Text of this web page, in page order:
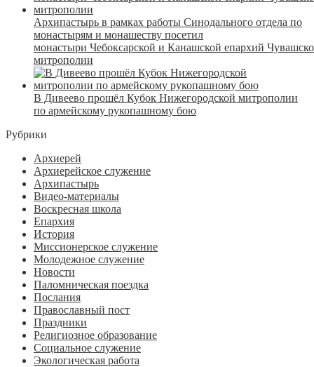
Архипастырь в рамках работы Синодального отдела по
монастырям и монашеству посетил
монастыри Чебоксарской и Канашской епархий
митрополии
В Дивеево прошёл Кубок Нижегородской митрополии
по армейскому рукопашному бою
Рубрики
Архиерей
Архиерейское служение
Архипастырь
Видео-материалы
Воскресная школа
Епархия
История
Миссионерское служение
Молодежное служение
Новости
Паломническая поездка
Послания
Православный пост
Праздники
Религиозное образование
Социальное служение
Экологическая работа